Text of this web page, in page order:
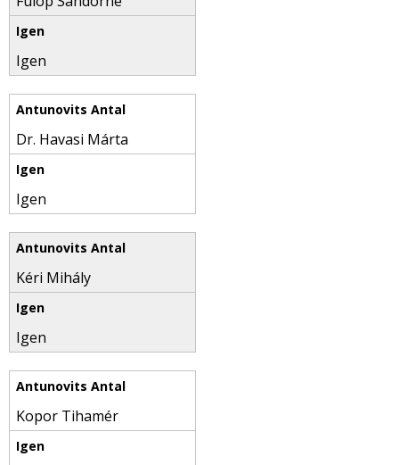
Igen
Dr. Havasi Márta
Igen
Kéri Mihály
Igen
Kopor Tihamér